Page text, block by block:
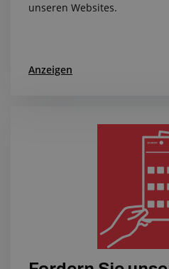
unseren Websites.
Anzeigen